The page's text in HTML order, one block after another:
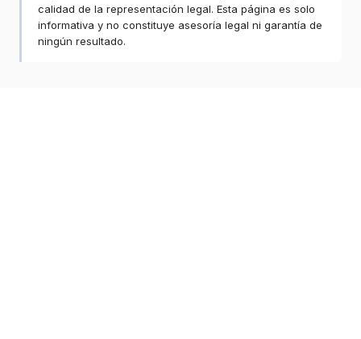
calidad de la representación legal. Esta página es solo
informativa y no constituye asesoría legal ni garantía de
ningún resultado.